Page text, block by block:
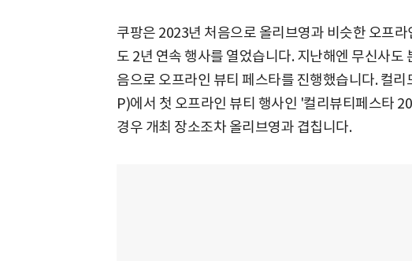
쿠팡은 2023년 처음으로 올리브영과 비슷한 오프
도 2년 연속 행사를 열었습니다. 지난해엔 무신사도
음으로 오프라인 뷰티 페스타를 진행했습니다. 컬
P)에서 첫 오프라인 뷰티 행사인 '컬리뷰티페스타
경우 개최 장소조차 올리브영과 겹칩니다.